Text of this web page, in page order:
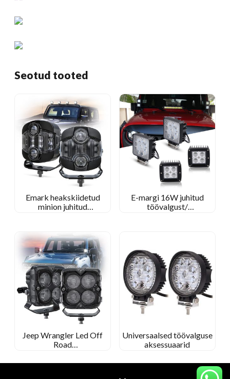
Seotud tooted
Emark heakskiidetud
minion juhitud
E-margi 16W juhitud
töövalgust/
Jeep Wrangler Led Off
Road
Universaalsed töövalguse
aksessuaarid